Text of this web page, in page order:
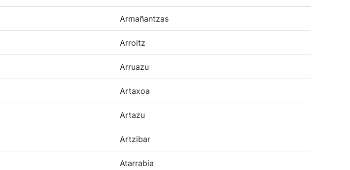
Armañantzas
Arroitz
Arruazu
Artaxoa
Artazu
Artzibar
Atarrabia